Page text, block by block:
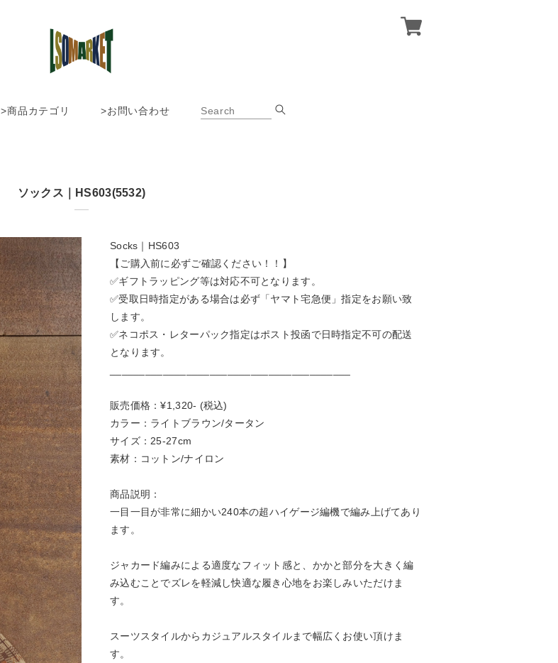
>商品カテゴリ >お問い合わせ
ソックス｜HS603(5532)
Socks｜HS603
【ご購入前に必ずご確認ください！！】
✅ギフトラッピング等は対応不可となります。
✅受取日時指定がある場合は必ず「ヤマト宅急便」指定をお願い致
します。
✅ネコポス・レターパック指定はポスト投函で日時指定不可の配送
となります。
販売価格：¥1,320- (税込)
カラー：ライトブラウン/タータン
サイズ：25-27cm
素材：コットン/ナイロン
商品説明：
一目一目が非常に細かい240本の超ハイゲージ編機で編み上げてあり
ます。
ジャカード編みによる適度なフィット感と、かかと部分を大きく編
み込むことでズレを軽減し快適な履き心地をお楽しみいただけま
す。
スーツスタイルからカジュアルスタイルまで幅広くお使い頂けま
す。